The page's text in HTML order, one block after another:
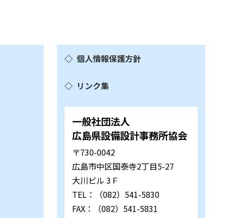
個人情報保護方針
リンク集
一般社団法人
広島県設備設計事務所協会
〒730-0042
広島市中区国泰寺2丁目5-27
大川ビル 3Ｆ
TEL：（082）541-5830
FAX：（082）541-5831